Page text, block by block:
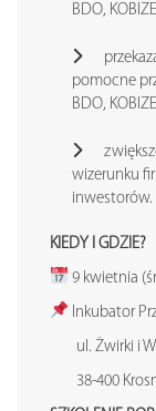
BDO,
pomocne
BDO,
wizerunku
inwestorów.
KIEDY I GDZIE?
9 kwietnia
Inkubator
ul. Żwirki i
38-400